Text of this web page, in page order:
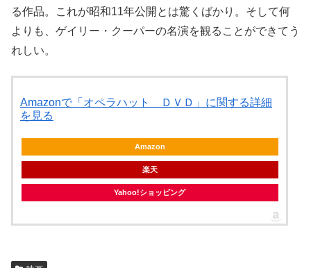
る作品。これが昭和11年公開とは驚くばかり。そして何
よりも、ゲイリー・クーパーの名演を観ることができてう
れしい。
Amazonで「オペラハット ＤＶＤ」に関する詳細
を見る
Amazon
楽天
Yahoo!ショッピング